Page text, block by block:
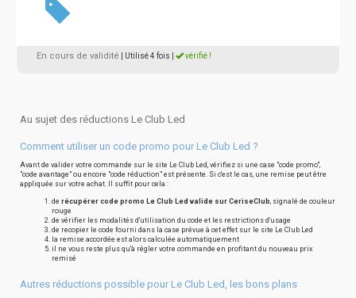
En cours de validité | Utilisé 4 fois vérifié !
Au sujet des réductions Le Club Led
Comment utiliser un code promo pour Le Club Led ?
Avant de valider votre commande sur le site Le Club Led, vérifiez si une case "code promo",
"code avantage" ou encore "code réduction" est présente. Si c'est le cas, une remise peut être
appliquée sur votre achat. Il suffit pour cela :
de récupérer code promo Le Club Led valide sur CeriseClub, signalé de couleur
rouge
de vérifier les modalités d'utilisation du code et les restrictions d'usage
de recopier le code fourni dans la case prévue à cet effet sur le site Le Club Led
la remise accordée est alors calculée automatiquement
il ne vous reste plus qu'à régler votre commande en profitant du nouveau prix
remisé
Autres réductions possible pour Le Club Led, les bons plans